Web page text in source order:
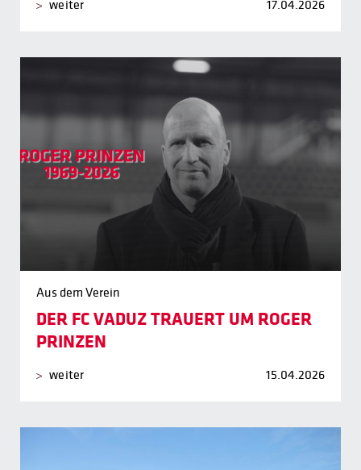
weiter 17.04.2026
Aus dem Verein
DER FC VADUZ TRAUERT UM ROGER
PRINZEN
weiter 15.04.2026